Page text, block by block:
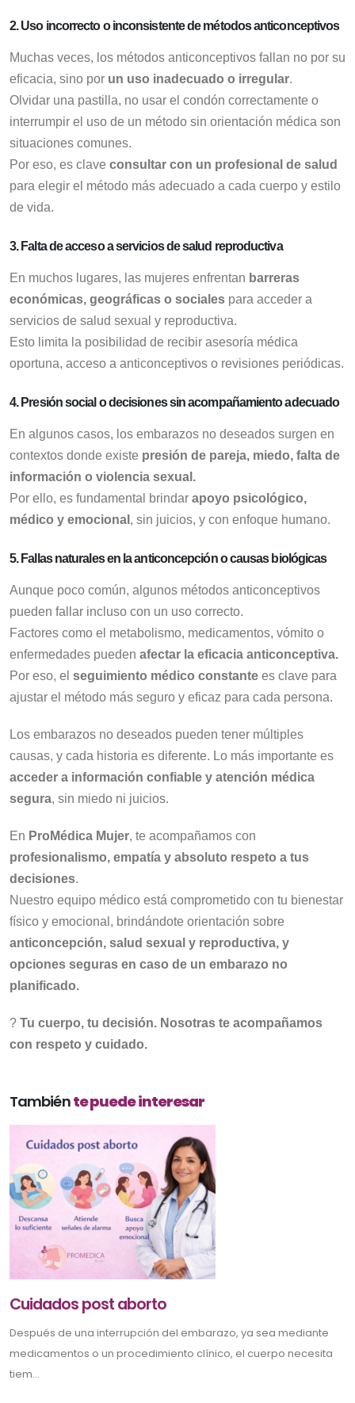
2. Uso incorrecto o inconsistente de métodos anticonceptivos
Muchas veces, los métodos anticonceptivos fallan no por su
eficacia, sino por un uso inadecuado o irregular.
Olvidar una pastilla, no usar el condón correctamente o
interrumpir el uso de un método sin orientación médica son
situaciones comunes.
Por eso, es clave consultar con un profesional de salud
para elegir el método más adecuado a cada cuerpo y estilo
de vida.
3. Falta de acceso a servicios de salud reproductiva
En muchos lugares, las mujeres enfrentan barreras
económicas, geográficas o sociales para acceder a
servicios de salud sexual y reproductiva.
Esto limita la posibilidad de recibir asesoría médica
oportuna, acceso a anticonceptivos o revisiones periódicas.
4. Presión social o decisiones sin acompañamiento adecuado
En algunos casos, los embarazos no deseados surgen en
contextos donde existe presión de pareja, miedo, falta de
información o violencia sexual.
Por ello, es fundamental brindar apoyo psicológico,
médico y emocional , sin juicios, y con enfoque humano.
5. Fallas naturales en la anticoncepción o causas biológicas
Aunque poco común, algunos métodos anticonceptivos
pueden fallar incluso con un uso correcto.
Factores como el metabolismo, medicamentos, vómito o
enfermedades pueden afectar la eficacia anticonceptiva.
Por eso, el seguimiento médico constante es clave para
ajustar el método más seguro y eficaz para cada persona.
Los embarazos no deseados pueden tener múltiples
causas, y cada historia es diferente. Lo más importante es
acceder a información confiable y atención médica
segura, sin miedo ni juicios.
En ProMédica Mujer, te acompañamos con
profesionalismo, empatía y absoluto respeto a tus
decisiones.
Nuestro equipo médico está comprometido con tu bienestar
físico y emocional, brindándote orientación sobre
anticoncepción, salud sexual y reproductiva, y
opciones seguras en caso de un embarazo no
planificado.
? Tu cuerpo, tu decisión. Nosotras te acompañamos
con respeto y cuidado.
Tambiénte puede interesar
Cuidados post aborto
Después de una interrupción del embarazo, ya sea mediante
medicamentos o un procedimiento clínico, el cuerpo necesita
tiem...